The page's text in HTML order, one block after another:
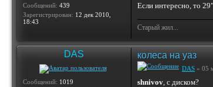
Сообщений: 439
Зарегистрирован: 12 дек 2010,
18:43
Если интересно, то
Старый жил...
DAS
Сообщений: 1019
колеса на уаз
DAS » 05
shnivov, с диском?